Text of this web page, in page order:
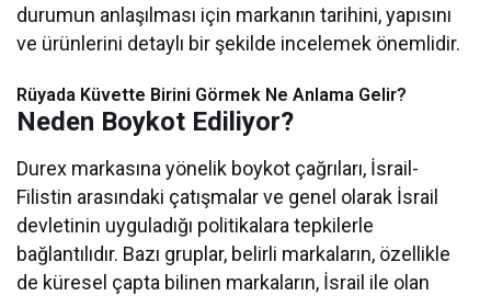
durumun anlaşılması için markanın tarihini, yapısını
ve ürünlerini detaylı bir şekilde incelemek önemlidir.
Rüyada Küvette Birini Görmek Ne Anlama Gelir?
Neden Boykot Ediliyor?
Durex markasına yönelik boykot çağrıları, İsrail-
Filistin arasındaki çatışmalar ve genel olarak İsrail
devletinin uyguladığı politikalara tepkilerle
bağlantılıdır. Bazı gruplar, belirli markaların, özellikle
de küresel çapta bilinen markaların, İsrail ile olan